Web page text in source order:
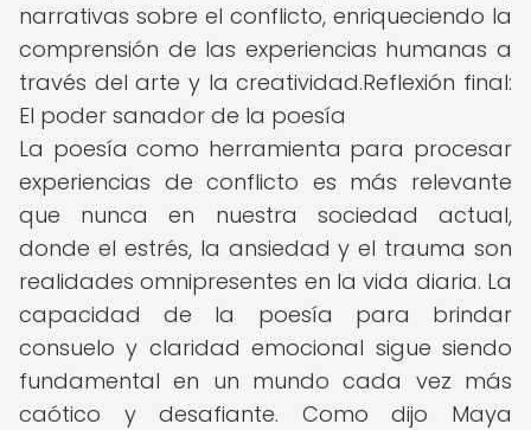
narrativas sobre el conflicto, enriqueciendo la
comprensión de las experiencias humanas a
través del arte y la creatividad.Reflexión final:
El poder sanador de la poesía
La poesía como herramienta para procesar
experiencias de conflicto es más relevante
que nunca en nuestra sociedad actual,
donde el estrés, la ansiedad y el trauma son
realidades omnipresentes en la vida diaria. La
capacidad de la poesía para brindar
consuelo y claridad emocional sigue siendo
fundamental en un mundo cada vez más
caótico y desafiante. Como dijo Maya